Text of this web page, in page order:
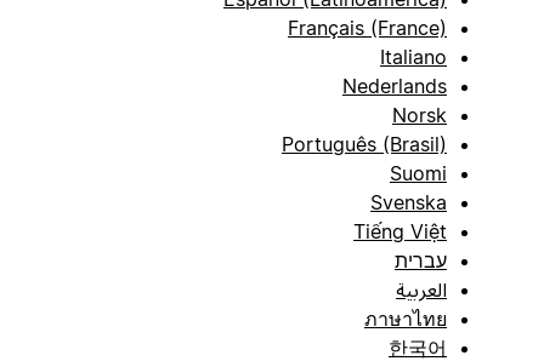
Français (France)
Italiano
Nederlands
Norsk
Português (Brasil)
Suomi
Svenska
Tiếng Việt
עברית
العربية
ภาษาไทย
한국어